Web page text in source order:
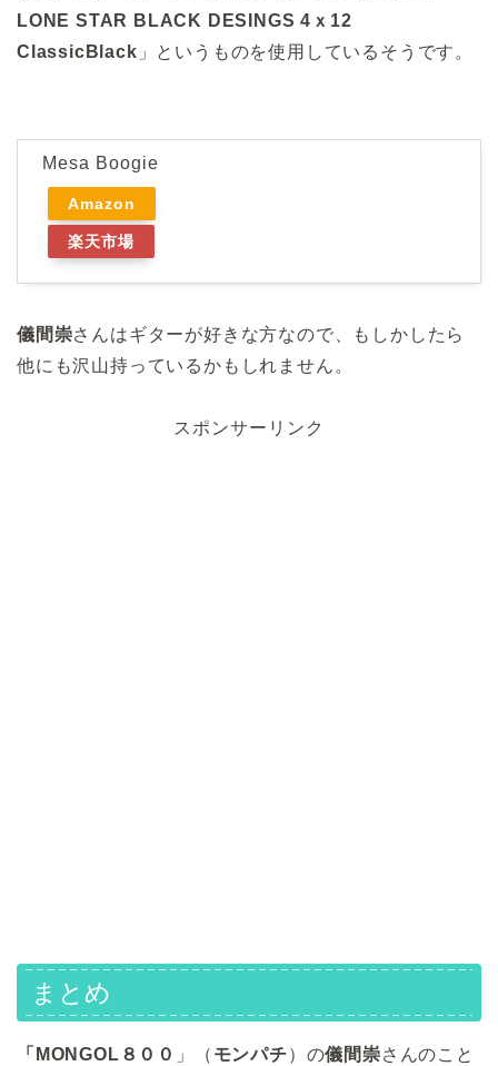
LONE STAR BLACK DESINGS 4ｘ12
ClassicBlack 」というものを使用しているそうです。
Mesa Boogie
Amazon
楽天市場
儀間崇さんはギターが好きな方なので、もしかしたら
他にも沢山持っているかもしれません。
スポンサーリンク
まとめ
「MONGOL８００ 」（ モンパチ）の儀間崇さんのこと